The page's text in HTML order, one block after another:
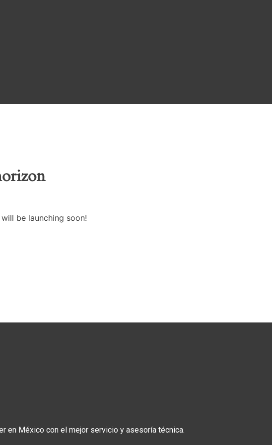
be launching soon!
en México con el mejor servicio y asesoría técnica.